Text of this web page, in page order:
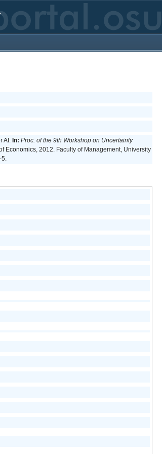
AI. In:Proc. of the 9th Workshop on Uncertainty
Economics, 2012. Faculty of Management, University
5.